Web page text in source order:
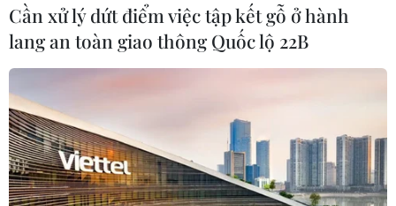
Cần xử lý dứt điểm việc tập kết gỗ ở hành
lang an toàn giao thông Quốc lộ 22B